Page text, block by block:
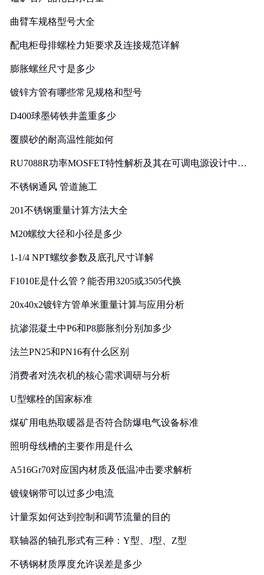
曲臂车规格型号大全
配电柜母排螺栓力矩要求及连接规范详解
膨胀螺丝尺寸是多少
镀锌方管有哪些常见规格和型号
D400球墨铸铁井盖重多少
覆膜砂的耐高温性能如何
RU7088R功率MOSFET特性解析及其在可调电源设计中的
不锈钢通风 管道施工
201不锈钢重量计算方法大全
M20螺纹大径和小径是多少
1-1/4 NPT螺纹参数及底孔尺寸详解
F1010E是什么管？能否用3205或3505代换
20x40x2镀锌方管单米重量计算与应用分析
抗渗混凝土中P6和P8膨胀剂分别加多少
法兰PN25和PN16有什么区别
消费者对洗衣机的核心需求调研与分析
U型螺栓的国家标准
煤矿用电热取暖器是否符合防爆电气设备标准
照明母线槽的主要作用是什么
A516Gr70对应国内材质及低温冲击要求解析
镀镍钢带可以过多少电流
计量泵如何达到控制和调节流量的目的
联轴器的轴孔形式有三种：Y型、J型、Z型
不锈钢材质厚度允许误差是多少